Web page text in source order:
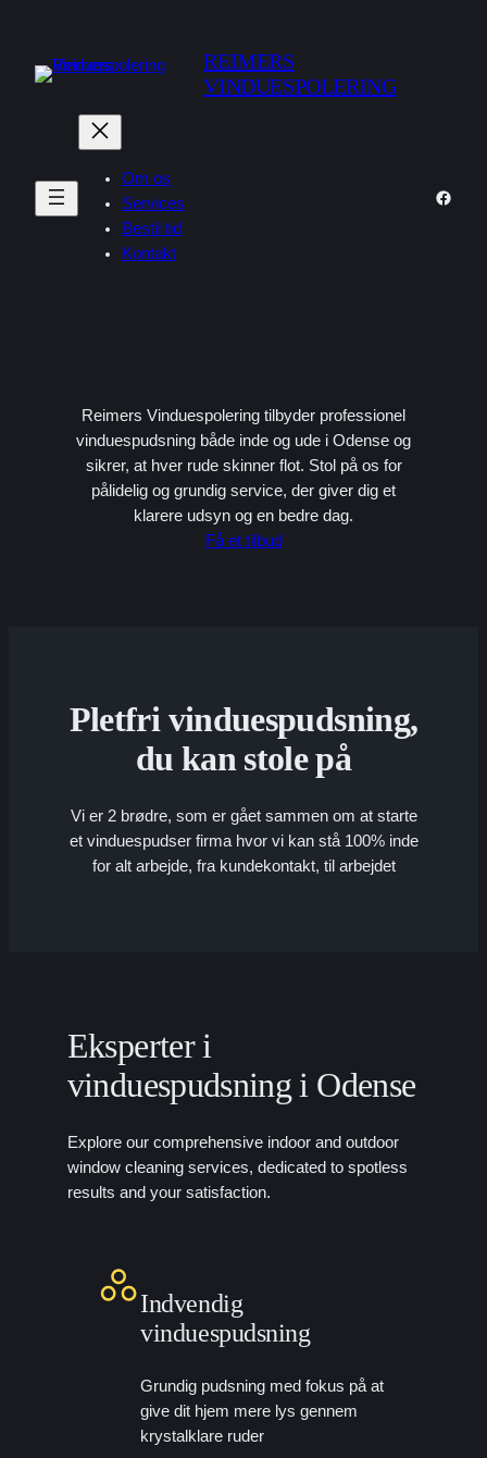
content
REIMERS
VINDUESPOLERING
Om os
Services
Bestil tid
Kontakt
Reimers Vinduespolering tilbyder professionel
vinduespudsning både inde og ude i Odense og
sikrer, at hver rude skinner flot. Stol på os for
pålidelig og grundig service, der giver dig et
klarere udsyn og en bedre dag.
Få et tilbud
Pletfri vinduespudsning,
du kan stole på
Vi er 2 brødre, som er gået sammen om at starte
et vinduespudser firma hvor vi kan stå 100% inde
for alt arbejde, fra kundekontakt, til arbejdet
Eksperter i
vinduespudsning i Odense
Explore our comprehensive indoor and outdoor
window cleaning services, dedicated to spotless
results and your satisfaction.
Indvendig
vinduespudsning
Grundig pudsning med fokus på at
give dit hjem mere lys gennem
krystalklare ruder